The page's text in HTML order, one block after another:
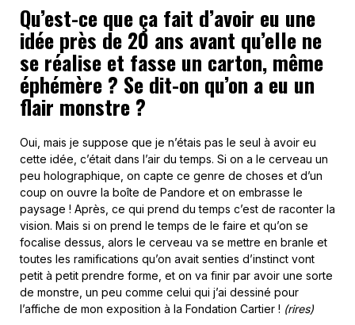
Qu’est-ce que ça fait d’avoir eu une
idée près de 20 ans avant qu’elle ne
se réalise et fasse un carton, même
éphémère ? Se dit-on qu’on a eu un
flair monstre ?
Oui, mais je suppose que je n’étais pas le seul à avoir eu
cette idée, c’était dans l’air du temps. Si on a le cerveau un
peu holographique, on capte ce genre de choses et d’un
coup on ouvre la boîte de Pandore et on embrasse le
paysage ! Après, ce qui prend du temps c’est de raconter la
vision. Mais si on prend le temps de le faire et qu’on se
focalise dessus, alors le cerveau va se mettre en branle et
toutes les ramifications qu’on avait senties d’instinct vont
petit à petit prendre forme, et on va finir par avoir une sorte
de monstre, un peu comme celui qui j’ai dessiné pour
l’affiche de mon exposition à la Fondation Cartier ! (rires)